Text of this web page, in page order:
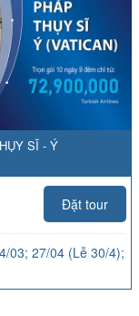
SĨ - Ý
Đặt tour
03; 27/04 (Lễ 30/4);